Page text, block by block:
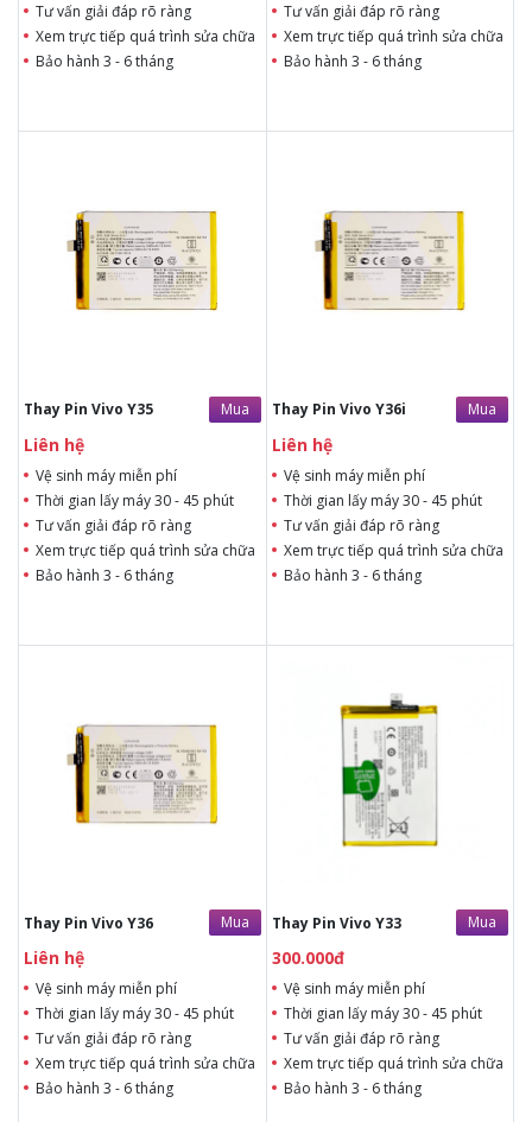
Tư vấn giải đáp rõ ràng
Xem trực tiếp quá trình sửa chữa
Bảo hành 3 - 6 tháng
Tư vấn giải đáp rõ ràng
Xem trực tiếp quá trình sửa chữa
Bảo hành 3 - 6 tháng
Thay Pin Vivo Y35 Mua
Liên hệ
Vệ sinh máy miễn phí
Thời gian lấy máy 30 - 45 phút
Tư vấn giải đáp rõ ràng
Xem trực tiếp quá trình sửa chữa
Bảo hành 3 - 6 tháng
Thời gian lấy máy 30 - 45
phút
Tư vấn giải đáp rõ ràng
Xem trực tiếp quá trình
thay/ép mặt kính
Thay Pin Vivo Y36i Mua
Liên hệ
Vệ sinh máy miễn phí
Thời gian lấy máy 30 - 45 phút
Tư vấn giải đáp rõ ràng
Xem trực tiếp quá trình sửa chữa
Bảo hành 3 - 6 tháng
Thời gian lấy máy 30 - 45
phút
Tư vấn giải đáp rõ ràng
Xem trực tiếp quá trình
thay/ép mặt kính
Thay Pin Vivo Y36 Mua
Liên hệ
Vệ sinh máy miễn phí
Thời gian lấy máy 30 - 45 phút
Tư vấn giải đáp rõ ràng
Xem trực tiếp quá trình sửa chữa
Bảo hành 3 - 6 tháng
Thời gian lấy máy 30 - 45
phút
Tư vấn giải đáp rõ ràng
Xem trực tiếp quá trình
thay/ép mặt kính
Thay Pin Vivo Y33 Mua
300.000đ
Vệ sinh máy miễn phí
Thời gian lấy máy 30 - 45 phút
Tư vấn giải đáp rõ ràng
Xem trực tiếp quá trình sửa chữa
Bảo hành 3 - 6 tháng
Liên hệ
Vệ sinh máy miễn phí
Thời gian lấy máy 30 - 45
phút
Tư vấn giải đáp rõ ràng
Xem trực tiếp quá trình
thay/ép mặt kính
Tùy ý lựa chọn mặt
kính thay